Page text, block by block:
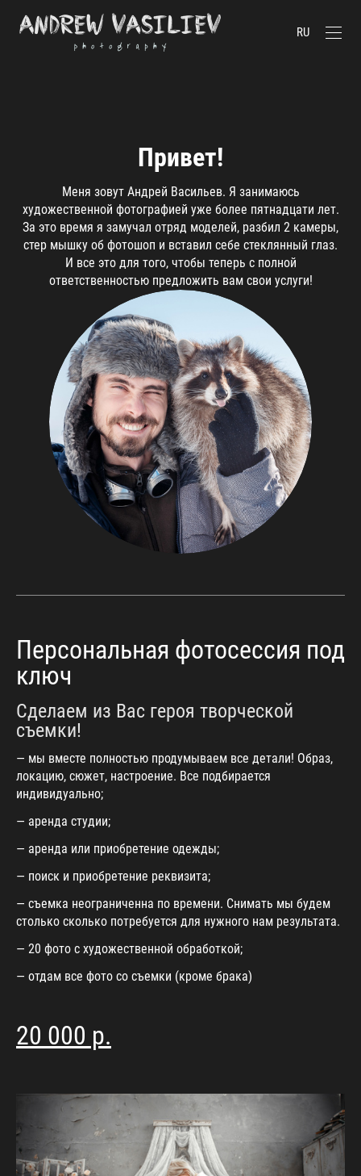
RU
Привет!
Меня зовут Андрей Васильев. Я занимаюсь
художественной фотографией уже более пятнадцати лет.
За это время я замучал отряд моделей, разбил 2 камеры,
стер мышку об фотошоп и вставил себе стеклянный глаз.
И все это для того, чтобы теперь с полной
ответственностью предложить вам свои услуги!
Персональная фотосессия под
ключ
Сделаем из Вас героя творческой
съемки!
— мы вместе полностью продумываем все детали! Образ,
локацию, сюжет, настроение. Все подбирается
индивидуально;
— аренда студии;
— аренда или приобретение одежды;
— поиск и приобретение реквизита;
— съемка неограниченна по времени. Снимать мы будем
столько сколько потребуется для нужного нам результата.
— 20 фото с художественной обработкой;
— отдам все фото со съемки (кроме брака)
20 000 р.